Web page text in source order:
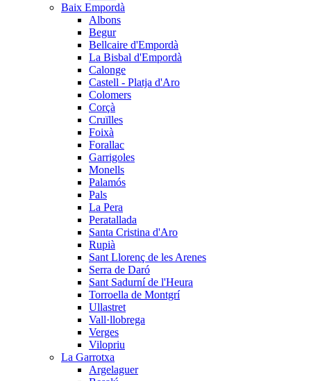
Baix Empordà
Albons
Begur
Bellcaire d'Empordà
La Bisbal d'Empordà
Calonge
Castell - Platja d'Aro
Colomers
Corçà
Cruïlles
Foixà
Forallac
Garrigoles
Monells
Palamós
Pals
La Pera
Peratallada
Santa Cristina d'Aro
Rupià
Sant Llorenç de les Arenes
Serra de Daró
Sant Sadurní de l'Heura
Torroella de Montgrí
Ullastret
Vall·llobrega
Verges
Vilopriu
La Garrotxa
Argelaguer